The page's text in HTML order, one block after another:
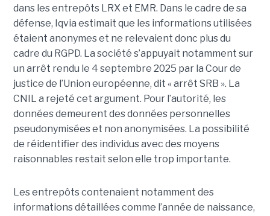
dans les entrepôts LRX et EMR. Dans le cadre de sa
défense, Iqvia estimait que les informations utilisées
étaient anonymes et ne relevaient donc plus du
cadre du RGPD. La société s’appuyait notamment sur
un arrêt rendu le 4 septembre 2025 par la Cour de
justice de l’Union européenne, dit « arrêt SRB ». La
CNIL a rejeté cet argument. Pour l’autorité, les
données demeurent des données personnelles
pseudonymisées et non anonymisées. La possibilité
de réidentifier des individus avec des moyens
raisonnables restait selon elle trop importante.
Les entrepôts contenaient notamment des
informations détaillées comme l’année de naissance,